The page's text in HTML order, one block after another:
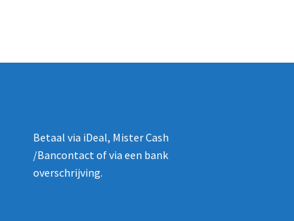
Betaal via iDeal, Mister Cash
/Bancontact of via een bank
overschrijving.